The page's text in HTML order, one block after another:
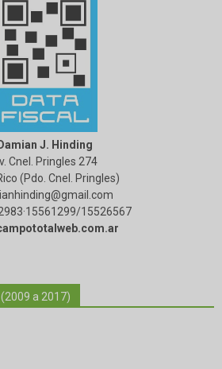
Damian J. Hinding
Cnel. Pringles 274
(Pdo. Cnel. Pringles)
15526567
(2009 a 2017)